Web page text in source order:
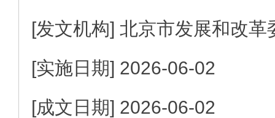
[发文机构] 北京市发展和改革
[实施日期] 2026-06-02
[成文日期] 2026-06-02